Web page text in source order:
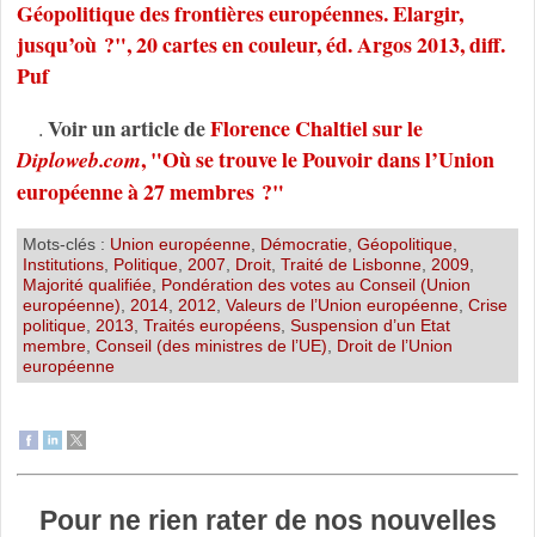
Géopolitique des frontières européennes. Elargir,
jusqu’où ?", 20 cartes en couleur, éd. Argos 2013, diff.
Puf
. Voir un article deFlorence Chaltiel sur le
Diploweb.com, "Où se trouve le Pouvoir dans l’Union
européenne à 27 membres ?"
Mots-clés : Union européenne, Démocratie, Géopolitique,
Institutions, Politique, 2007 Droit, Traité de Lisbonne, 2009,
Majorité qualifiée, Pondération des votes au Conseil (Union
européenne)
2014, 2012 Valeurs de l’Union européenne, Crise
politique, 2013 Traités européens, Suspension d’un Etat
membre, Conseil (des ministres de l’UE)
Droit de l’Union
européenne
Pour ne rien rater de nos nouvelles